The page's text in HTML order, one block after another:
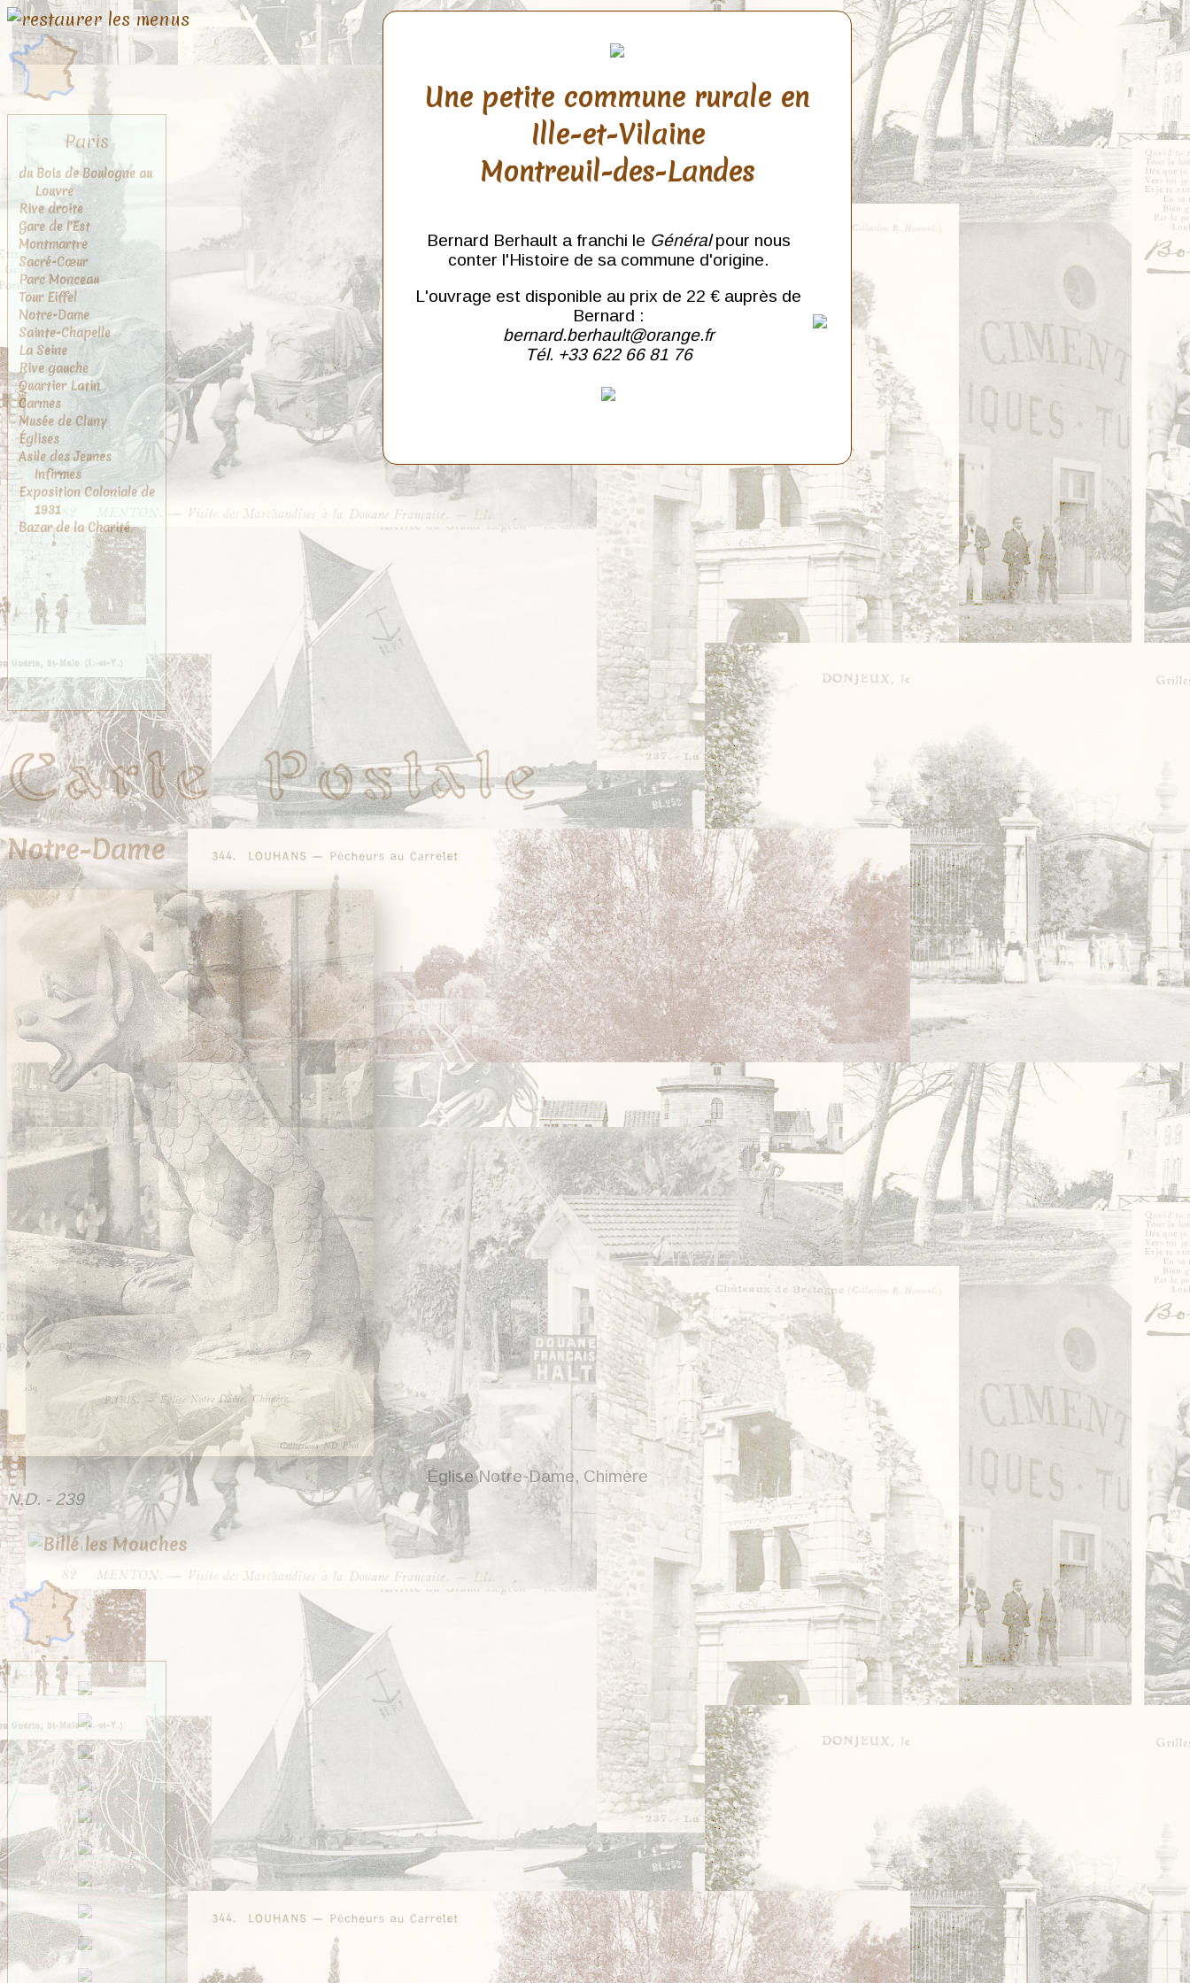
Paris
du Bois de Boulogne au
Louvre
Rive droite
Gare de l'Est
Montmartre
Sacré-Cœur
Parc Monceau
Tour Eiffel
Notre-Dame
Sainte-Chapelle
La Seine
Rive gauche
Quartier Latin
Carmes
Musée de Cluny
Églises
Asile des Jeunes
Infirmes
Exposition Coloniale de
1931
Bazar de la Charité
Notre-Dame
Église Notre-Dame, Chimère
N.D. - 239
Une petite commune rurale en
Ille-et-Vilaine
Montreuil-des-Landes
Bernard Berhault a franchi le Généralpour nous
conter l'Histoire de sa commune d'origine.
L'ouvrage est disponible au prix de 22 € auprès de
Bernard :
bernard.berhault@orange.fr
Tél. +33 622 66 81 76